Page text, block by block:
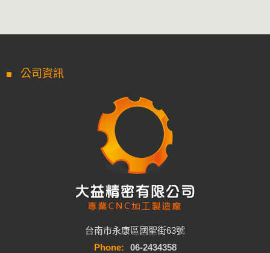
公司資訊
台南市永康區國聖街63號
Phone:
06-2434358